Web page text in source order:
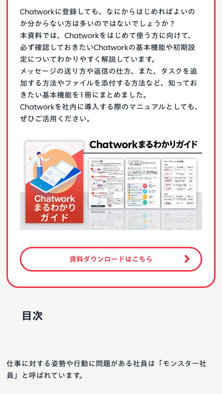
Chatworkに登録しても、なにからはじめればよいの
か分からない方は多いのではないでしょうか？
本資料では、Chatworkをはじめて使う方に向けて、
必ず確認しておきたいChatworkの基本機能や初期設
定についてわかりやすく解説しています。
メッセージの送り方や返信の仕方、また、タスクを追
加する方法やファイルを添付する方法など、知ってお
きたい基本機能を1冊にまとめました。
Chatworkを社内に導入する際のマニュアルとしても、
ぜひご活用ください。
資料ダウンロードはこちら
目次
仕事に対する姿勢や行動に問題がある社員は「モンスター社
員」と呼ばれています。